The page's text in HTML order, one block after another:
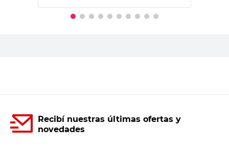
Recibí nuestras últimas ofertas y
novedades